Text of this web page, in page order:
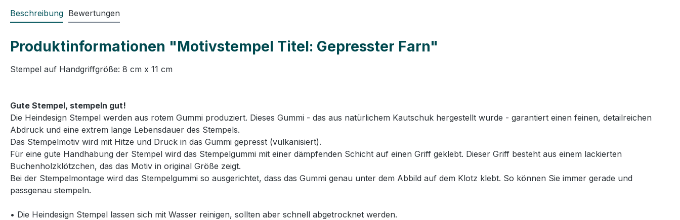
Beschreibung Bewertungen
Produktinformationen "Motivstempel Titel: Gepresster Farn"
Stempel auf Handgriffgröße: 8 cm x 11 cm
Gute Stempel, stempeln gut!
Die Heindesign Stempel werden aus rotem Gummi produziert. Dieses Gummi - das aus natürlichem Kautschuk hergestellt wurde - garantiert einen feinen, detailreichen
Abdruck und eine extrem lange Lebensdauer des Stempels.
Das Stempelmotiv wird mit Hitze und Druck in das Gummi gepresst (vulkanisiert).
Für eine gute Handhabung der Stempel wird das Stempelgummi mit einer dämpfenden Schicht auf einen Griff geklebt. Dieser Griff besteht aus einem lackierten
Buchenholzklötzchen, das das Motiv in original Größe zeigt.
Bei der Stempelmontage wird das Stempelgummi so ausgerichtet, dass das Gummi genau unter dem Abbild auf dem Klotz klebt. So können Sie immer gerade und
passgenau stempeln.
• Die Heindesign Stempel lassen sich mit Wasser reinigen, sollten aber schnell abgetrocknet werden.